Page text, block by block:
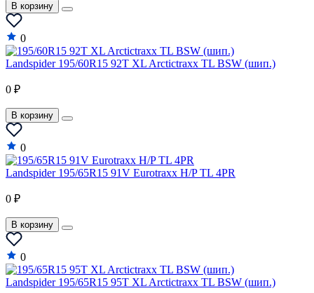
В корзину
0
Landspider 195/60R15 92T XL Arctictraxx TL BSW (шип.)
0 ₽
В корзину
0
Landspider 195/65R15 91V Eurotraxx H/P TL 4PR
0 ₽
В корзину
0
Landspider 195/65R15 95T XL Arctictraxx TL BSW (шип.)